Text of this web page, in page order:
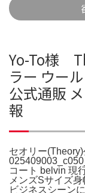
Yo-To様
ラー ウー
公式通販
報
セオリー
コート belvin 現
メンズSサイズ
ビジネスシーン